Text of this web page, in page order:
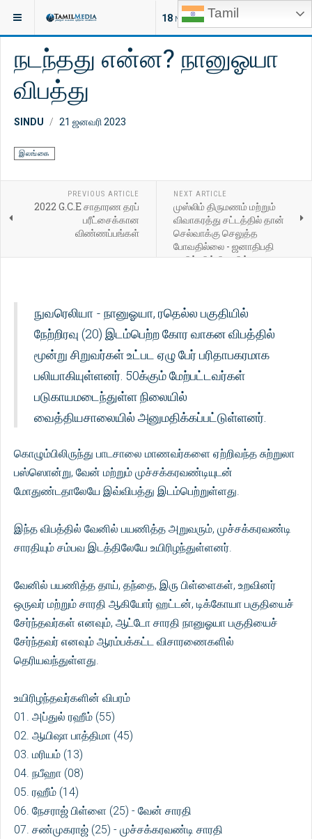
Tamil
18 NEW ARTICLES
இருக்குமிடம்: செய்திகள்
நடந்தது என்ன? நானுஓயா
விபத்து
SINDU 21 ஜனவரி 2023
இலங்கை
PREVIOUS ARTICLE
2022 G.C.E சாதாரண தரப்
பரீட்சைக்கான
விண்ணப்பங்கள்
NEXT ARTICLE
முஸ்லிம் திருமணம் மற்றும்
விவாகரத்து சட்டத்தில் தான்
செல்வாக்கு செலுத்த
போவதில்லை - ஜனாதிபதி
ரணில் விக்கிரமசிங்க
நுவரெலியா - நானுஓயா, ரதெல்ல பகுதியில்
நேற்றிரவு (20) இடம்பெற்ற கோர வாகன விபத்தில்
மூன்று சிறுவர்கள் உட்பட ஏழு பேர் பரிதாபகரமாக
பலியாகியுள்ளனர். 50க்கும் மேற்பட்டவர்கள்
படுகாயமடைந்துள்ள நிலையில்
வைத்தியசாலையில் அனுமதிக்கப்பட்டுள்ளனர்.
கொழும்பிலிருந்து பாடசாலை மாணவர்களை ஏற்றிவந்த சுற்றுலா
பஸ்ஸொன்று, வேன் மற்றும் முச்சக்கரவண்டியுடன்
மோதுண்டதாலேயே இவ்விபத்து இடம்பெற்றுள்ளது.
இந்த விபத்தில் வேனில் பயணித்த அறுவரும், முச்சக்கரவண்டி
சாரதியும் சம்பவ இடத்திலேயே உயிரிழந்துள்ளனர்.
வேனில் பயணித்த தாய், தந்தை, இரு பிள்ளைகள், உறவினர்
ஒருவர் மற்றும் சாரதி ஆகியோர் ஹட்டன், டிக்கோயா பகுதியைச்
சேர்ந்தவர்கள் எனவும், ஆட்டோ சாரதி நானுஓயா பகுதியைச்
சேர்ந்தவர் எனவும் ஆரம்பக்கட்ட விசாரணைகளில்
தெரியவந்துள்ளது.
உயிரிழந்தவர்களின் விபரம்
01. அப்துல் ரஹீம் (55)
02. ஆயிஷா பாத்திமா (45)
03. மரியம் (13)
04. நபீஹா (08)
05. ரஹீம் (14)
06. நேசராஜ் பிள்ளை (25) - வேன் சாரதி
07. சண்முகராஜ் (25) - முச்சக்கரவண்டி சாரதி